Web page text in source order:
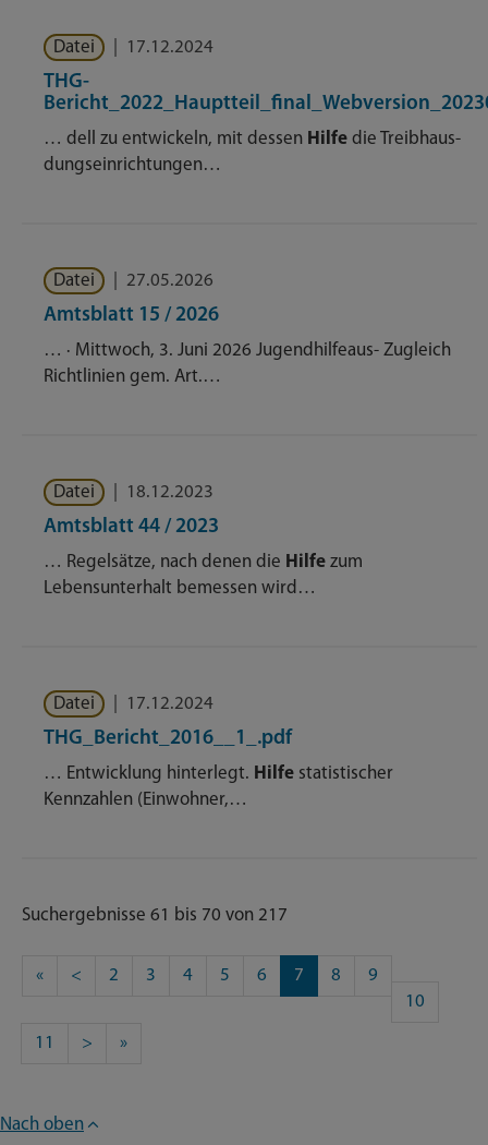
Datei 17.12.2024
THG-
… dell zu entwickeln, mit dessen Hilfe die Treibhaus-
dungseinrichtungen…
Datei 27.05.2026
Amtsblatt 15 / 2026
… · Mittwoch, 3. Juni 2026 Jugendhilfeaus- Zugleich
Richtlinien gem. Art.…
Datei 18.12.2023
Amtsblatt 44 / 2023
… Regelsätze, nach denen die Hilfe zum
Lebensunterhalt bemessen wird…
Datei 17.12.2024
THG_Bericht_2016__1_.pdf
… Entwicklung hinterlegt. Hilfe statistischer
Kennzahlen (Einwohner,…
Suchergebnisse 61 bis 70 von 217
« < 2 3 4 5 6 7 8
9
10
11 > »
Nach oben